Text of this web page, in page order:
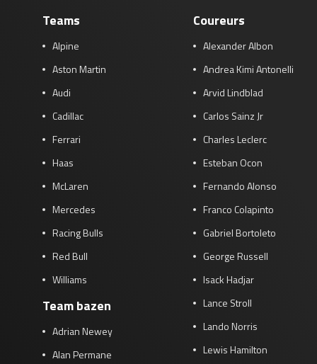
Kwalificatie
za 19:00 - 20:00
Race
zo 17:00 - 19:00
Teams
Alpine
Aston Martin
Audi
Cadillac
Ferrari
Haas
McLaren
Mercedes
Racing Bulls
Red Bull
Williams
Team bazen
Adrian Newey
Alan Permane
Coureurs
Alexander Albon
Andrea Kimi Antonelli
Arvid Lindblad
Carlos Sainz Jr
Charles Leclerc
Esteban Ocon
Fernando Alonso
Franco Colapinto
Gabriel Bortoleto
George Russell
Isack Hadjar
Lance Stroll
Lando Norris
Lewis Hamilton